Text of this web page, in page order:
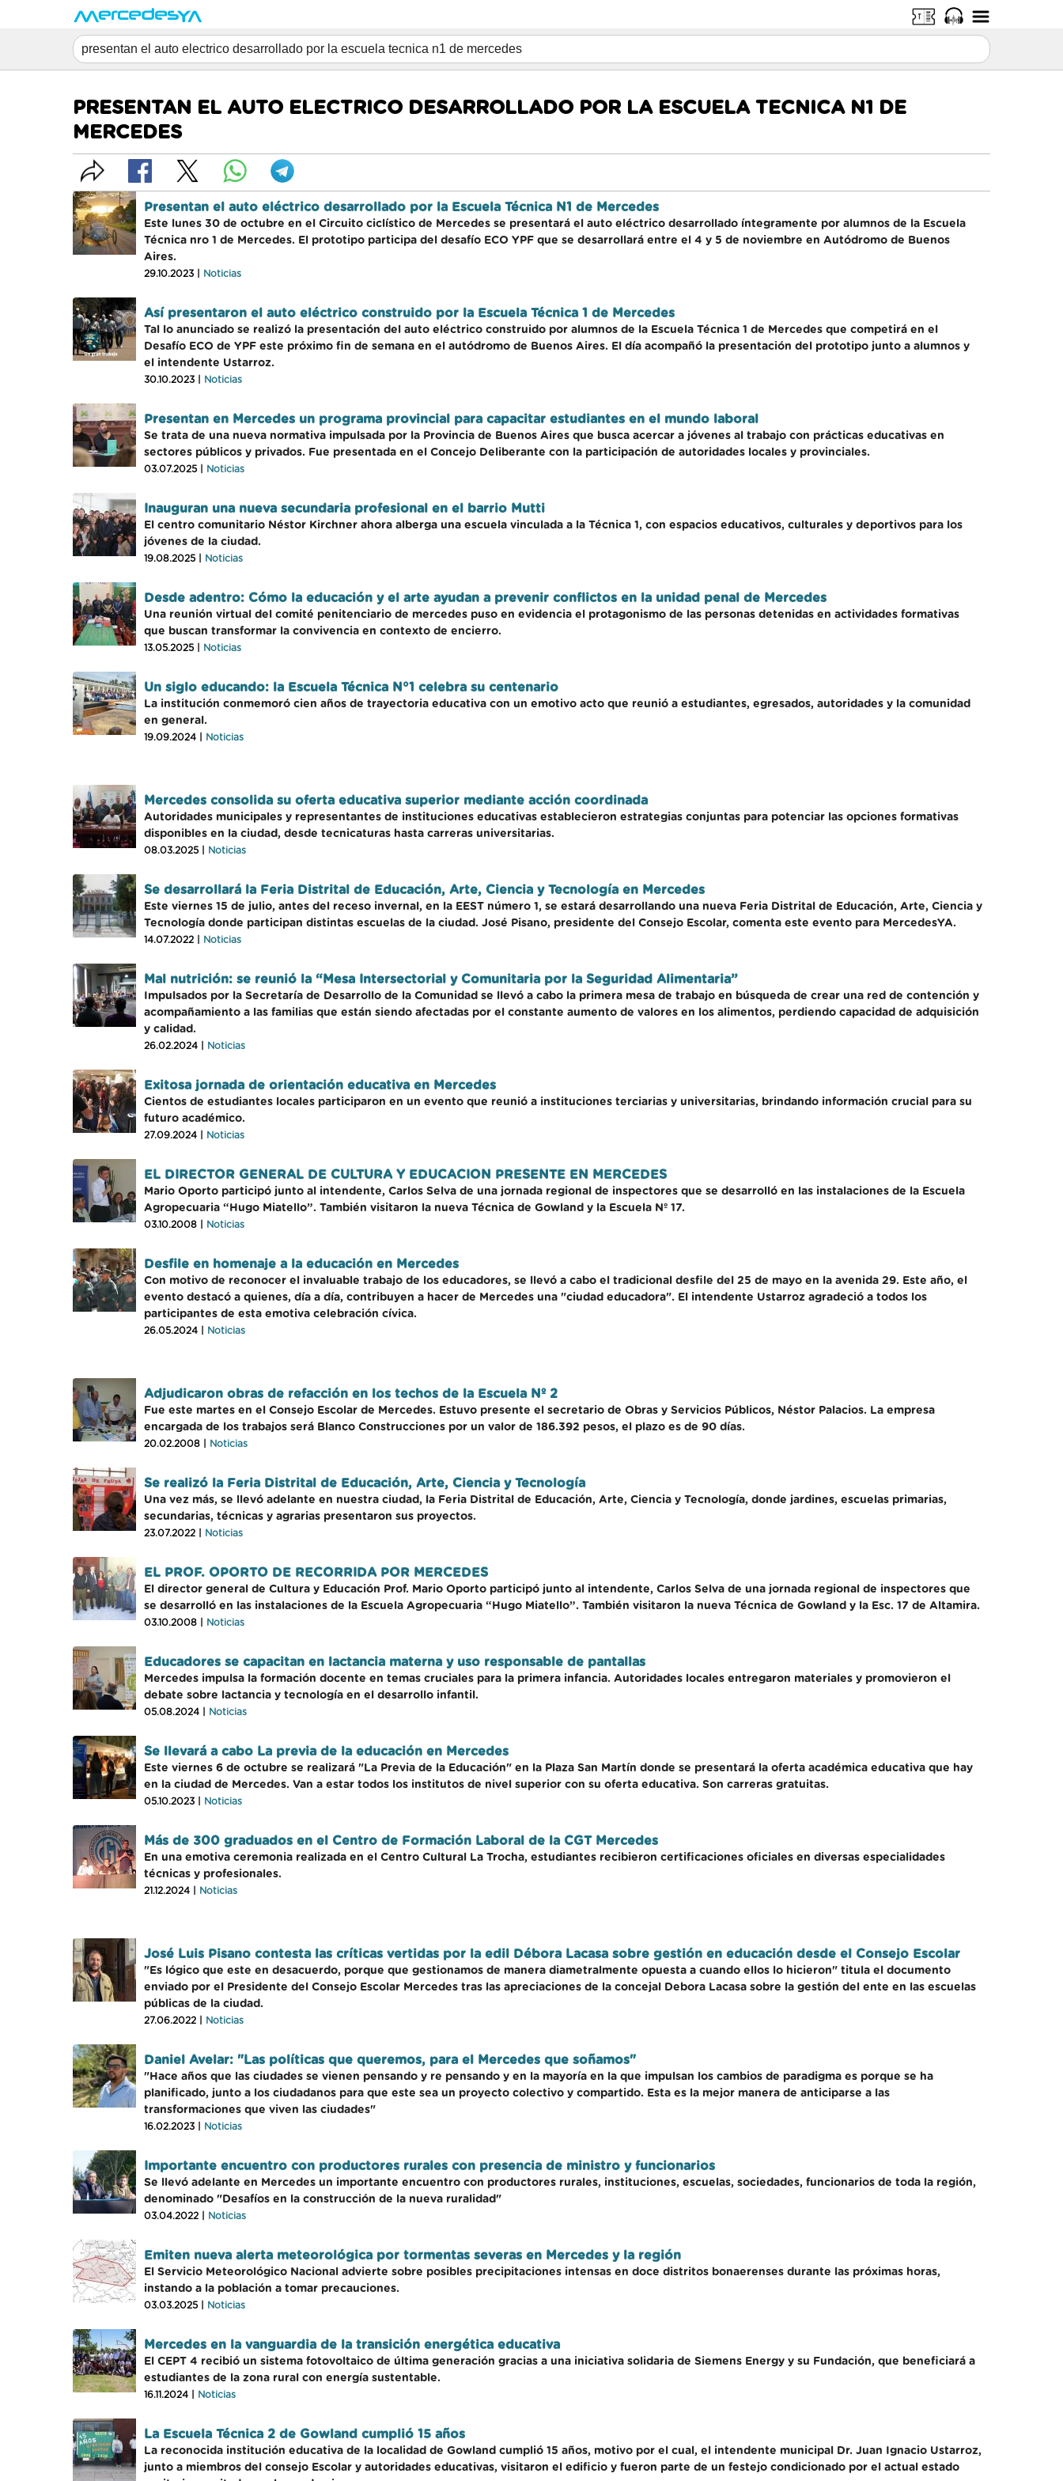
PRESENTAN EL AUTO ELECTRICO DESARROLLADO POR LA ESCUELA TECNICA N1 DE
MERCEDES
Presentan el auto eléctrico desarrollado por la Escuela Técnica N1 de Mercedes
Este lunes 30 de octubre en el Circuito ciclístico de Mercedes se presentará el auto eléctrico desarrollado íntegramente por alumnos de la Escuela
Técnica nro 1 de Mercedes. El prototipo participa del desafío ECO YPF que se desarrollará entre el 4 y 5 de noviembre en Autódromo de Buenos
Aires.
29.10.2023 | Noticias
Así presentaron el auto eléctrico construido por la Escuela Técnica 1 de Mercedes
Tal lo anunciado se realizó la presentación del auto eléctrico construido por alumnos de la Escuela Técnica 1 de Mercedes que competirá en el
Desafío ECO de YPF este próximo fin de semana en el autódromo de Buenos Aires. El día acompañó la presentación del prototipo junto a alumnos y
el intendente Ustarroz.
30.10.2023 | Noticias
Presentan en Mercedes un programa provincial para capacitar estudiantes en el mundo laboral
Se trata de una nueva normativa impulsada por la Provincia de Buenos Aires que busca acercar a jóvenes al trabajo con prácticas educativas en
sectores públicos y privados. Fue presentada en el Concejo Deliberante con la participación de autoridades locales y provinciales.
03.07.2025 | Noticias
Inauguran una nueva secundaria profesional en el barrio Mutti
El centro comunitario Néstor Kirchner ahora alberga una escuela vinculada a la Técnica 1, con espacios educativos, culturales y deportivos para los
jóvenes de la ciudad.
19.08.2025 | Noticias
Desde adentro: Cómo la educación y el arte ayudan a prevenir conflictos en la unidad penal de Mercedes
Una reunión virtual del comité penitenciario de mercedes puso en evidencia el protagonismo de las personas detenidas en actividades formativas
que buscan transformar la convivencia en contexto de encierro.
13.05.2025 | Noticias
Un siglo educando: la Escuela Técnica N°1 celebra su centenario
La institución conmemoró cien años de trayectoria educativa con un emotivo acto que reunió a estudiantes, egresados, autoridades y la comunidad
en general.
19.09.2024 | Noticias
Mercedes consolida su oferta educativa superior mediante acción coordinada
Autoridades municipales y representantes de instituciones educativas establecieron estrategias conjuntas para potenciar las opciones formativas
disponibles en la ciudad, desde tecnicaturas hasta carreras universitarias.
08.03.2025 | Noticias
Se desarrollará la Feria Distrital de Educación, Arte, Ciencia y Tecnología en Mercedes
Este viernes 15 de julio, antes del receso invernal, en la EEST número 1, se estará desarrollando una nueva Feria Distrital de Educación, Arte, Ciencia y
Tecnología donde participan distintas escuelas de la ciudad. José Pisano, presidente del Consejo Escolar, comenta este evento para MercedesYA.
14.07.2022 | Noticias
Mal nutrición: se reunió la “Mesa Intersectorial y Comunitaria por la Seguridad Alimentaria”
Impulsados por la Secretaría de Desarrollo de la Comunidad se llevó a cabo la primera mesa de trabajo en búsqueda de crear una red de contención y
acompañamiento a las familias que están siendo afectadas por el constante aumento de valores en los alimentos, perdiendo capacidad de adquisición
y calidad.
26.02.2024 | Noticias
Exitosa jornada de orientación educativa en Mercedes
Cientos de estudiantes locales participaron en un evento que reunió a instituciones terciarias y universitarias, brindando información crucial para su
futuro académico.
27.09.2024 | Noticias
EL DIRECTOR GENERAL DE CULTURA Y EDUCACION PRESENTE EN MERCEDES
Mario Oporto participó junto al intendente, Carlos Selva de una jornada regional de inspectores que se desarrolló en las instalaciones de la Escuela
Agropecuaria “Hugo Miatello”. También visitaron la nueva Técnica de Gowland y la Escuela Nº 17.
03.10.2008 | Noticias
Desfile en homenaje a la educación en Mercedes
Con motivo de reconocer el invaluable trabajo de los educadores, se llevó a cabo el tradicional desfile del 25 de mayo en la avenida 29. Este año, el
evento destacó a quienes, día a día, contribuyen a hacer de Mercedes una "ciudad educadora". El intendente Ustarroz agradeció a todos los
participantes de esta emotiva celebración cívica.
26.05.2024 | Noticias
Adjudicaron obras de refacción en los techos de la Escuela Nº 2
Fue este martes en el Consejo Escolar de Mercedes. Estuvo presente el secretario de Obras y Servicios Públicos, Néstor Palacios. La empresa
encargada de los trabajos será Blanco Construcciones por un valor de 186.392 pesos, el plazo es de 90 días.
20.02.2008 | Noticias
Se realizó la Feria Distrital de Educación, Arte, Ciencia y Tecnología
Una vez más, se llevó adelante en nuestra ciudad, la Feria Distrital de Educación, Arte, Ciencia y Tecnología, donde jardines, escuelas primarias,
secundarias, técnicas y agrarias presentaron sus proyectos.
23.07.2022 | Noticias
EL PROF. OPORTO DE RECORRIDA POR MERCEDES
El director general de Cultura y Educación Prof. Mario Oporto participó junto al intendente, Carlos Selva de una jornada regional de inspectores que
se desarrolló en las instalaciones de la Escuela Agropecuaria “Hugo Miatello”. También visitaron la nueva Técnica de Gowland y la Esc. 17 de Altamira.
03.10.2008 | Noticias
Educadores se capacitan en lactancia materna y uso responsable de pantallas
Mercedes impulsa la formación docente en temas cruciales para la primera infancia. Autoridades locales entregaron materiales y promovieron el
debate sobre lactancia y tecnología en el desarrollo infantil.
05.08.2024 | Noticias
Se llevará a cabo La previa de la educación en Mercedes
Este viernes 6 de octubre se realizará "La Previa de la Educación" en la Plaza San Martín donde se presentará la oferta académica educativa que hay
en la ciudad de Mercedes. Van a estar todos los institutos de nivel superior con su oferta educativa. Son carreras gratuitas.
05.10.2023 | Noticias
Más de 300 graduados en el Centro de Formación Laboral de la CGT Mercedes
En una emotiva ceremonia realizada en el Centro Cultural La Trocha, estudiantes recibieron certificaciones oficiales en diversas especialidades
técnicas y profesionales.
21.12.2024 | Noticias
José Luis Pisano contesta las críticas vertidas por la edil Débora Lacasa sobre gestión en educación desde el Consejo Escolar
"Es lógico que este en desacuerdo, porque que gestionamos de manera diametralmente opuesta a cuando ellos lo hicieron" titula el documento
enviado por el Presidente del Consejo Escolar Mercedes tras las apreciaciones de la concejal Debora Lacasa sobre la gestión del ente en las escuelas
públicas de la ciudad.
27.06.2022 | Noticias
Daniel Avelar: "Las políticas que queremos, para el Mercedes que soñamos"
"Hace años que las ciudades se vienen pensando y re pensando y en la mayoría en la que impulsan los cambios de paradigma es porque se ha
planificado, junto a los ciudadanos para que este sea un proyecto colectivo y compartido. Esta es la mejor manera de anticiparse a las
transformaciones que viven las ciudades"
16.02.2023 | Noticias
Importante encuentro con productores rurales con presencia de ministro y funcionarios
Se llevó adelante en Mercedes un importante encuentro con productores rurales, instituciones, escuelas, sociedades, funcionarios de toda la región,
denominado "Desafíos en la construcción de la nueva ruralidad"
03.04.2022 | Noticias
Emiten nueva alerta meteorológica por tormentas severas en Mercedes y la región
El Servicio Meteorológico Nacional advierte sobre posibles precipitaciones intensas en doce distritos bonaerenses durante las próximas horas,
instando a la población a tomar precauciones.
03.03.2025 | Noticias
Mercedes en la vanguardia de la transición energética educativa
El CEPT 4 recibió un sistema fotovoltaico de última generación gracias a una iniciativa solidaria de Siemens Energy y su Fundación, que beneficiará a
estudiantes de la zona rural con energía sustentable.
16.11.2024 | Noticias
La Escuela Técnica 2 de Gowland cumplió 15 años
La reconocida institución educativa de la localidad de Gowland cumplió 15 años, motivo por el cual, el intendente municipal Dr. Juan Ignacio Ustarroz,
junto a miembros del consejo Escolar y autoridades educativas, visitaron el edificio y fueron parte de un festejo condicionado por el actual estado